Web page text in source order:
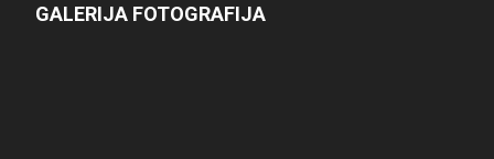
GALERIJA FOTOGRAFIJA